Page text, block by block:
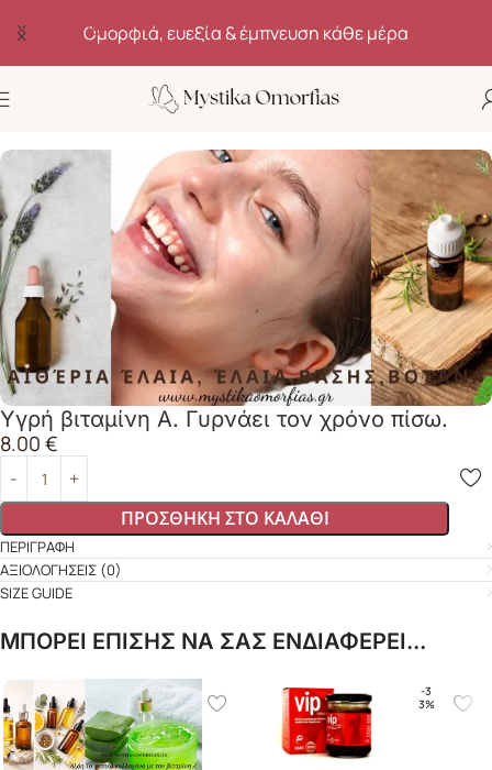
Skip to navigation
Skip to main content
Ομορφιά, ευεξία & έμπνευση κάθε μέρα
Αρχική σελίδα Kαλλυντικά Σύσφιξη
Υγρή βιταμίνη Α. Γυρνάει τον χρόνο πίσω.
8.00 €
ΠΡΟΣΘΉΚΗ ΣΤΟ ΚΑΛΆΘΙ
ΠΕΡΙΓΡΑΦΉ
ΑΞΙΟΛΟΓΉΣΕΙΣ (0)
SIZE GUIDE
ΜΠΟΡΕΙ ΕΠΙΣΗΣ ΝΑ ΣΑΣ ΕΝΔΙΑΦΕΡΕΙ...
-3
3%